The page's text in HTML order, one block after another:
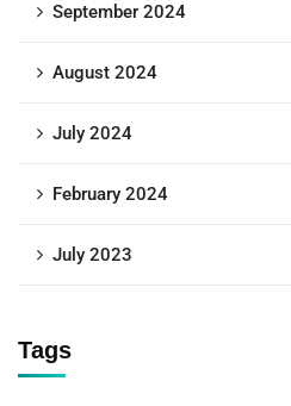
September 2024
August 2024
July 2024
February 2024
July 2023
Tags